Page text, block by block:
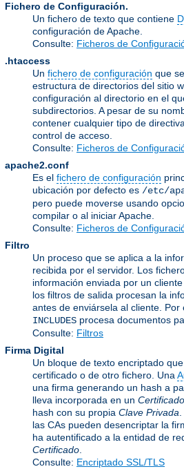
Fichero de Configuración.
Un fichero de texto que contiene
configuración de Apache.
Consulte: Ficheros de
.htaccess
Un fichero de configuración que
estructura de directorios del sitio
configuración al directorio en el
subdirectorios. A pesar de su
contener cualquier tipo de
control de acceso.
Consulte: Ficheros de
apache2.conf
Es el fichero de configuración
ubicación por defecto es /etc/
pero puede moverse usando
compilar o al iniciar Apache.
Consulte: Ficheros de
Filtro
Un proceso que se aplica a la
recibida por el servidor. Los
información enviada por un
los filtros de salida procesan la
antes de enviársela al cliente. Por
INCLUDES procesa documentos
Consulte: Filtros
Firma Digital
Un bloque de texto encriptado
certificado o de otro fichero. Una
una firma generando un hash a
lleva incorporada en un Certificado
hash con su propia Clave Privada
las CAs pueden desencriptar la
ha autentificado a la entidad de
Certificado
Consulte: Encriptado SSL/TLS